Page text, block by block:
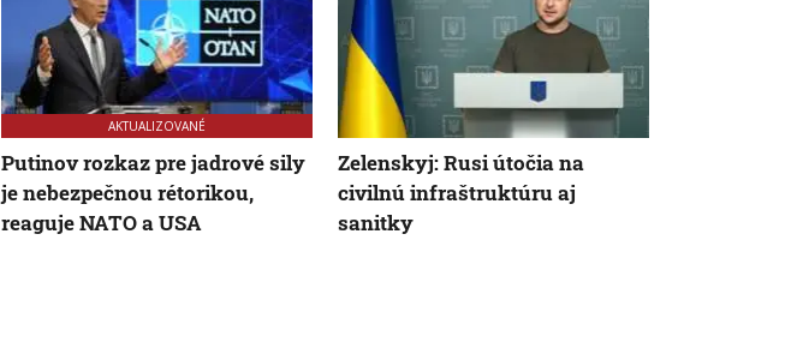
AKTUALIZOVANÉ
Putinov rozkaz pre jadrové sily
je nebezpečnou rétorikou,
reaguje NATO a USA
Zelenskyj: Rusi útočia na
civilnú infraštruktúru aj
sanitky